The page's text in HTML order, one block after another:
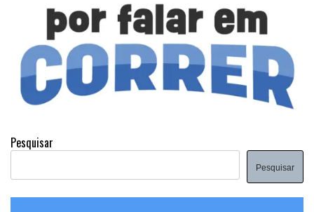
Pesquisar
Pesquisar